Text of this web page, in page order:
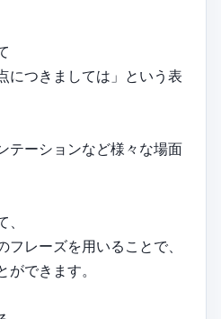
につきましては」という表
テーションなど様々な場面
レーズを用いることで、
できます。